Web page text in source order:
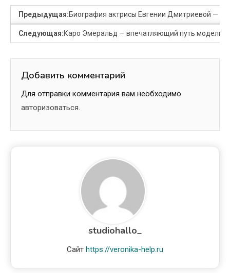
Предыдущая:Биография актрисы Евгении Дмитриевой —
Следующая:Каро Эмеральд — впечатляющий путь
Добавить комментарий
Для отправки комментария вам необходимо
авторизоваться.
studiohallo_
Сайт https://veronika-help.ru